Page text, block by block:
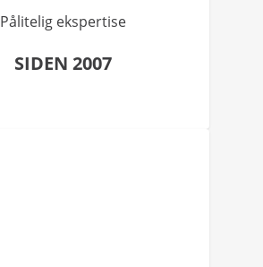
Pålitelig ekspertise
SIDEN 2007